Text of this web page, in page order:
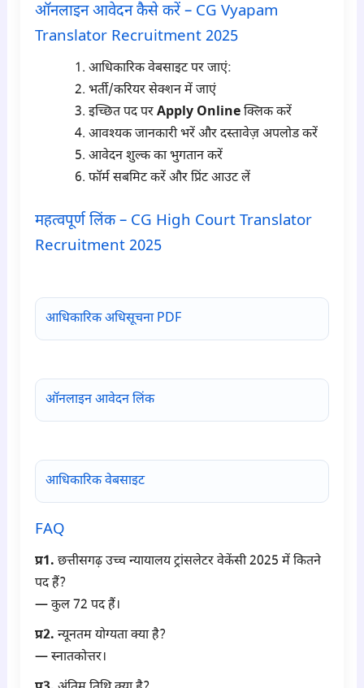
ऑनलाइन आवेदन कैसे करें – CG Vyapam
Translator Recruitment 2025
आधिकारिक वेबसाइट पर जाएं:
भर्ती/करियर सेक्शन में जाएं
इच्छित पद परApply Onlineक्लिक करें
आवश्यक जानकारी भरें और दस्तावेज़ अपलोड करें
आवेदन शुल्क का भुगतान करें
फॉर्म सबमिट करें और प्रिंट आउट लें
महत्वपूर्ण लिंक – CG High Court Translator
Recruitment 2025
आधिकारिक अधिसूचना PDF
ऑनलाइन आवेदन लिंक
आधिकारिक वेबसाइट
FAQ
प्र1. छत्तीसगढ़ उच्च न्यायालय ट्रांसलेटर वेकेंसी 2025 में कितने
पद हैं?
— कुल 72 पद हैं।
प्र2. न्यूनतम योग्यता क्या है?
— स्नातकोत्तर।